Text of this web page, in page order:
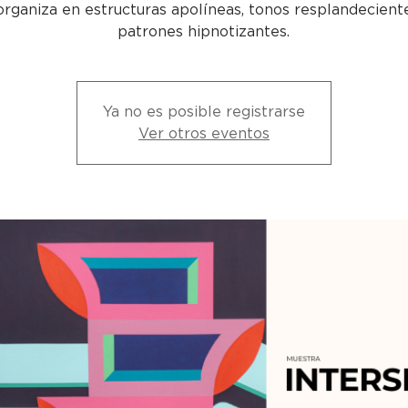
en estructuras apolíneas, tonos
patrones hipnotizantes.
Ya no es posible registrarse
Ver otros eventos